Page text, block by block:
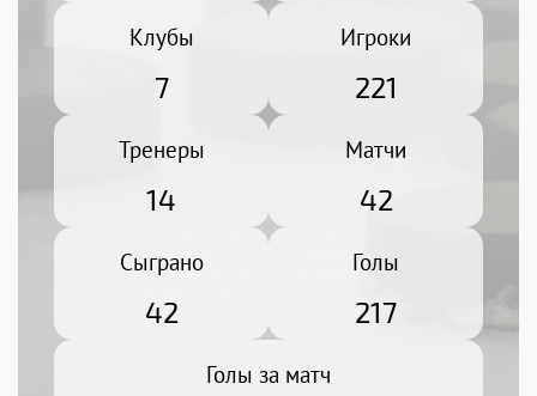
Клубы
7
Игроки
221
Тренеры
14
Матчи
42
Сыграно
42
Голы
217
Голы за матч